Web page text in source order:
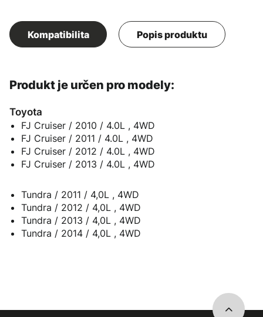
Kompatibilita Popis produktu
Produkt je určen pro modely:
Toyota
FJ Cruiser / 2010 / 4.0L , 4WD
FJ Cruiser / 2011 / 4.0L , 4WD
FJ Cruiser / 2012 / 4.0L , 4WD
FJ Cruiser / 2013 / 4.0L , 4WD
Tundra / 2011 / 4,0L , 4WD
Tundra / 2012 / 4,0L , 4WD
Tundra / 2013 / 4,0L , 4WD
Tundra / 2014 / 4,0L , 4WD